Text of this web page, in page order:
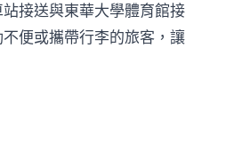
接送與東華大學體育館接
便或攜帶行李的旅客，讓